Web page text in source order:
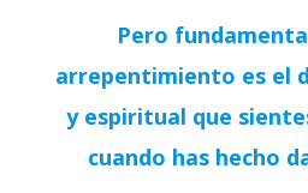
Pero
arrepentimiento es el
y espiritual que
cuando has hecho